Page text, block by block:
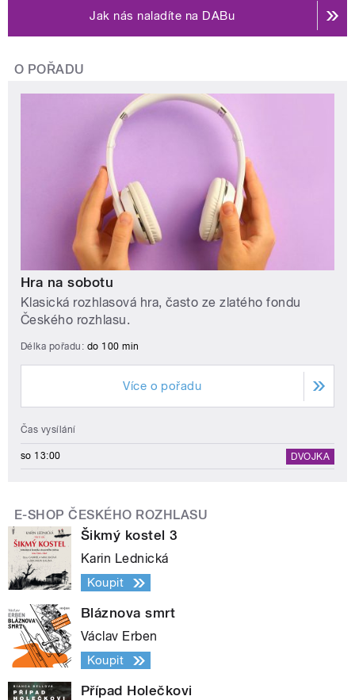
Jak nás naladíte na DABu
O POŘADU
Hra na sobotu
Klasická rozhlasová hra, často ze zlatého fondu
Českého rozhlasu.
Délka pořadu: do 100 min
Více o pořadu
Čas vysílání
so 13:00 DVOJKA
E-SHOP ČESKÉHO ROZHLASU
Šikmý kostel 3
Karin Lednická
Koupit
Bláznova smrt
Václav Erben
Koupit
Případ Holečkovi